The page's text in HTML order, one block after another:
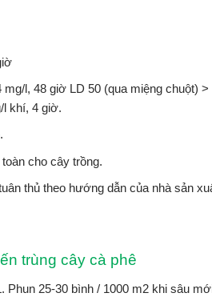
l, 48 giờ LD 50 (qua miệng chuột)
l khí, 4 giờ.
cho cây trồng.
thủ theo hướng dẫn của nhà sản
trùng cây cà phê
Phun 25-30 bình / 1000 m2 khi sâu